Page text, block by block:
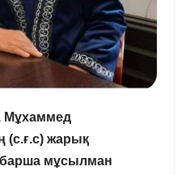
Мұхаммед
жарық
барша мұсылман